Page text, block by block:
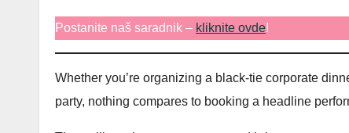
Postanite naš saradnik – kliknite ovde!
Whether you’re organizing a black-tie corporate
party, nothing compares to booking a headline